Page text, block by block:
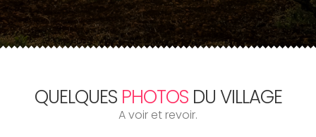
QUELQUES PHOTOSDU VILLAGE
A voir et revoir.